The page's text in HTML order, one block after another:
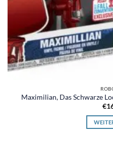
Maximilian, Das Schwarze
€